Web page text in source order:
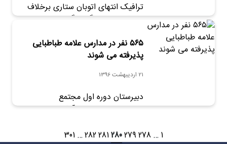
ترافیک انتهای اتوبان ستاری برخلاف
پنج­شنبه­‌های دیگر سنگین است. ماموران
هدایت می ‌کنند….
۵۶۵ نفر در مدارس علامه طباطبایی
پذیرفته می شوند
21 اردیبهشت 1396
دبيرستان‌ دوره اول مجتمع
علامه‌طباطبايی-واحد آبشناسان با ۱۸۰
ثبت نام می کند.
1
…
278
279
280
281
282
…
301